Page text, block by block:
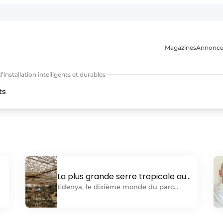
intelligents et durables
Magazines
La plus grande serre tropicale au
monde, un tour de force technique
Edenya, le dixième monde du parc